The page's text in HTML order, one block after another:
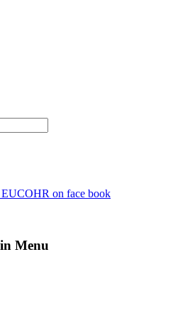
EUCOHR on face book
Menu